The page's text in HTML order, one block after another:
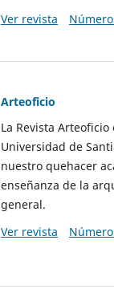
Ver revista
Arteoficio
La Revista
Universidad de
nuestro quehacer
enseñanza de la
general.
Ver revista